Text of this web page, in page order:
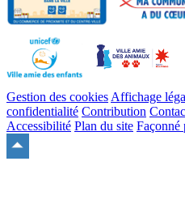
Gestion des cookies Affichage
confidentialité Contribution
Accessibilité Plan du site Façonné